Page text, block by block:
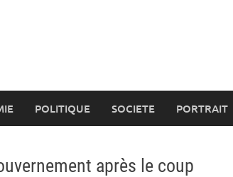
POLITIQUE SOCIETE PORTRAIT
après le coup